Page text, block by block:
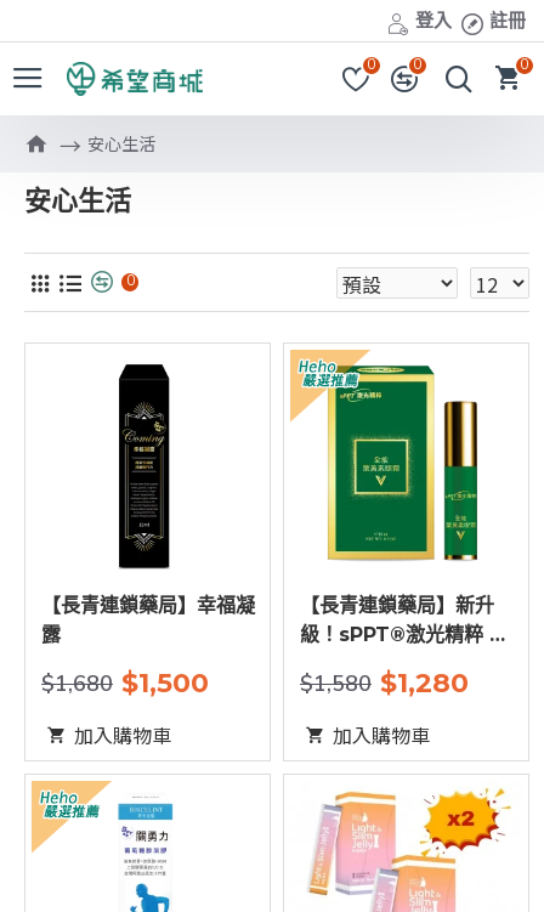
登入 註冊
0 0 0
安心生活
安心生活
0
【長青連鎖藥局】幸福凝
露
$1,500
$1,680
加入購物車
【長青連鎖藥局】新升
級！sPPT®激光精粹 全
能葉黃素眼霜
16ml（原：水汪汪舒適
凝膠）
$1,280
$1,580
加入購物車